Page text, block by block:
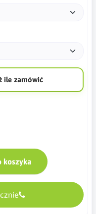
ile zamówić
koszyka